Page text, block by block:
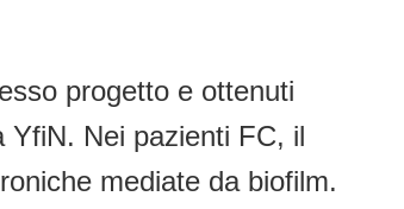
progetto e ottenuti
YfiN. Nei pazienti FC, il
mediate da biofilm.